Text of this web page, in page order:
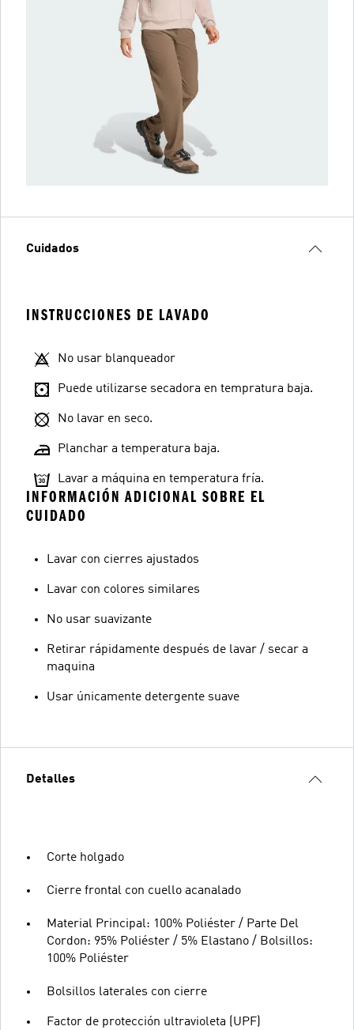
Cuidados
INSTRUCCIONES DE LAVADO
No usar blanqueador
Puede utilizarse secadora en tempratura baja.
No lavar en seco.
Planchar a temperatura baja.
Lavar a máquina en temperatura fría.
INFORMACIÓN ADICIONAL SOBRE EL
CUIDADO
Lavar con cierres ajustados
Lavar con colores similares
No usar suavizante
Retirar rápidamente después de lavar / secar a
maquina
Usar únicamente detergente suave
Detalles
Corte holgado
Cierre frontal con cuello acanalado
Material Principal: 100% Poliéster / Parte Del
Cordon: 95% Poliéster / 5% Elastano / Bolsillos:
100% Poliéster
Bolsillos laterales con cierre
Factor de protección ultravioleta (UPF)